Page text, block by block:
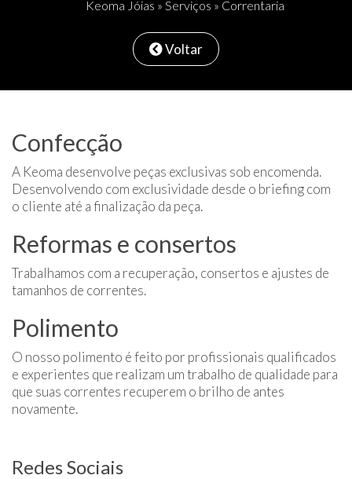
Keoma Jóias » Serviços » Correntaria
Voltar
Confecção
A Keoma desenvolve peças exclusivas sob encomenda.
Desenvolvendo com exclusividade desde o briefing com
o cliente até a finalização da peça.
Reformas e consertos
Trabalhamos com a recuperação, consertos e ajustes de
tamanhos de correntes.
Polimento
O nosso polimento é feito por profissionais qualificados
e experientes que realizam um trabalho de qualidade para
que suas correntes recuperem o brilho de antes
novamente.
Redes Sociais